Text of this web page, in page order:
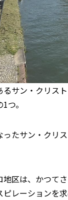
るサン・クリス
つ。
たサン・クリ
区は、かつて
レーションを